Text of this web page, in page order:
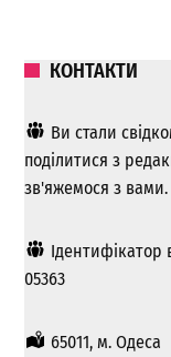
КОНТАКТИ
Ви стали
поділитися з
зв'яжемося з вами.
Ідентифікатор
05363
65011, м. Одеса